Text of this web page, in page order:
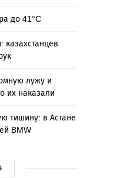
до 41°C
казахстанцев
лужу и
их наказали
тишину: в Астане
BMW